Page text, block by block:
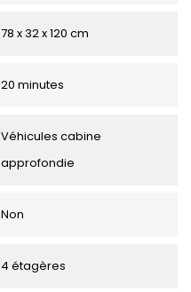
78 x 32 x 120 cm
20 minutes
Véhicules cabine
approfondie
Non
4 étagères